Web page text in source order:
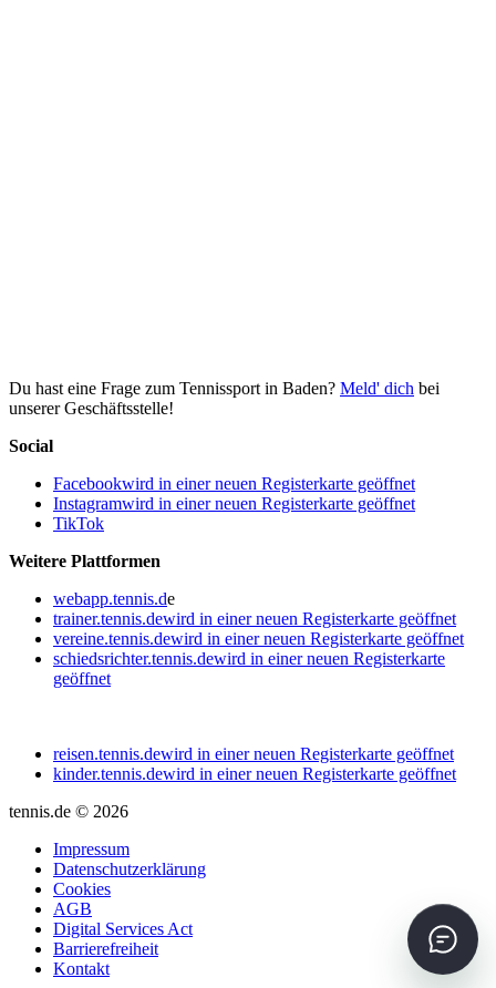
Du hast eine Frage zum Tennissport in Baden? Meld' dich bei
unserer Geschäftsstelle!
Social
Facebookwird in einer neuen Registerkarte geöffnet
Instagramwird in einer neuen Registerkarte geöffnet
TikTok
Weitere Plattformen
webapp.tennis.de
trainer.tennis.dewird in einer neuen Registerkarte geöffnet
vereine.tennis.dewird in einer neuen Registerkarte geöffnet
schiedsrichter.tennis.dewird in einer neuen Registerkarte
geöffnet
reisen.tennis.dewird in einer neuen Registerkarte geöffnet
kinder.tennis.dewird in einer neuen Registerkarte geöffnet
tennis.de © 2026
Impressum
Datenschutzerklärung
Cookies
AGB
Digital Services Act
Barrierefreiheit
Kontakt